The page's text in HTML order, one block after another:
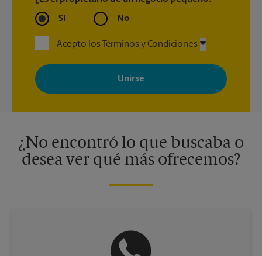
Sí No
Acepto los Términos y Condiciones
Al registrarse, acepta recibir correos electrónicos de The UPS
Store con noticias, ofertas especiales, promociones y mensajes
adaptados a sus intereses. Puede darse de baja en cualquier
momento. Para más información, consulte nuestra política de
¿No encontró lo que buscaba o
desea ver qué más ofrecemos?